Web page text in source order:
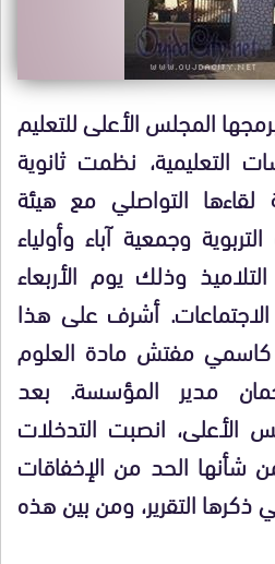
المجلس الأعلى للتعليم
نظمت ثانوية
لقاءها التواصلي مع هيئة
وجمعية آباء وأولياء
وذلك يوم الأربعاء
بقاعة الاجتماعات. أشرف على هذا
كاسمي مفتش مادة العلوم
مدير المؤسسة. بعد
الأعلى، انصبت التدخلات
شأنها الحد من الإخفاقات
ذكرها التقرير، ومن بين هذه